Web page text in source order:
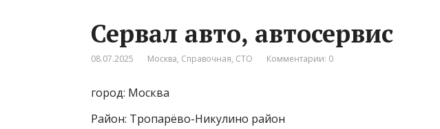
Сервал авто, автосервис
08.07.2025 Москва, Справочная, СТО Комментарии: 0
город: Москва
Район: Тропарёво-Никулино район